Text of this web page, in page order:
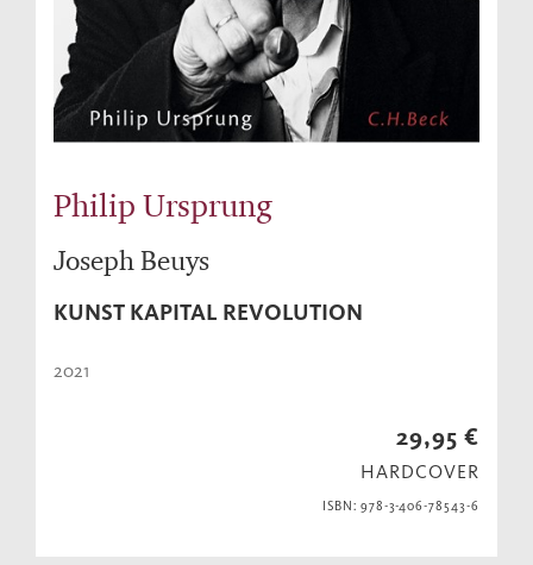
Philip Ursprung
Joseph Beuys
KUNST KAPITAL REVOLUTION
2021
29,95 €
HARDCOVER
ISBN: 978-3-406-78543-6